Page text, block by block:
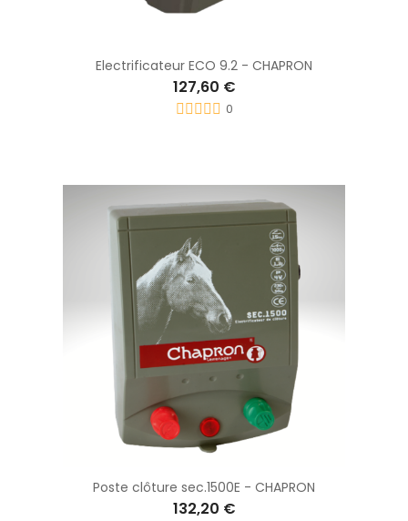
Electrificateur ECO 9.2 - CHAPRON
127,60 €
0
Poste clôture sec.1500E - CHAPRON
132,20 €